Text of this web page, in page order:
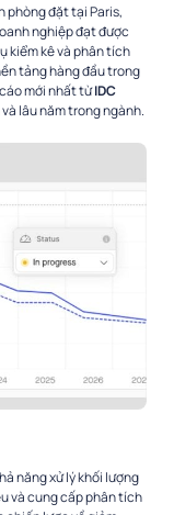
phòng đặt tại Paris,
nghiệp đạt được
kiểm kê và phân tích
tảng hàng đầu trong
mới nhất từIDC
lâu năm trong ngành.
năng xử lý khối lượng
và cung cấp phân tích